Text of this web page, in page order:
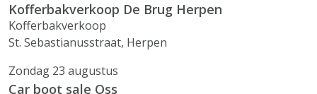
Kofferbakverkoop De Brug Herpen
Kofferbakverkoop
St. Sebastianusstraat, Herpen
Zondag 23 augustus
Car boot sale Oss